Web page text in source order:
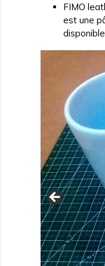
FIMO
est une